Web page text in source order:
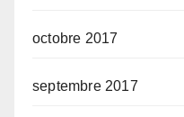
octobre 2017
septembre 2017